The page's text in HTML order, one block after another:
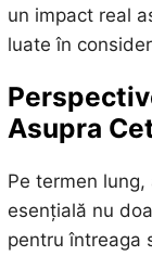
un impact real
luate în
Asupra
Pe termen
esențială nu
pentru întreaga